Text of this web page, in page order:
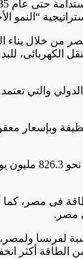
“النمو
خلال بناء
الكهربائى،
والتي
المستدامة، وهى الهدف
فى مصر، كما
مصر.
لفرنسا
أكثر